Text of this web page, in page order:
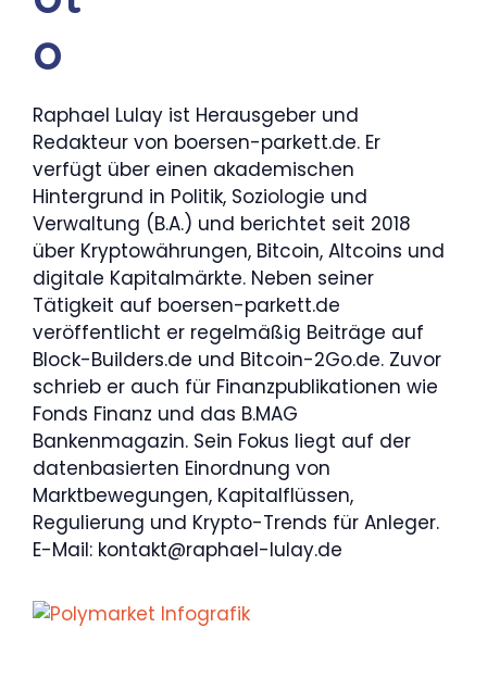
Raphael Lulay ist Herausgeber und
Redakteur von boersen-parkett.de. Er
verfügt über einen akademischen
Hintergrund in Politik, Soziologie und
Verwaltung (B.A.) und berichtet seit 2018
über Kryptowährungen, Bitcoin, Altcoins und
digitale Kapitalmärkte. Neben seiner
Tätigkeit auf boersen-parkett.de
veröffentlicht er regelmäßig Beiträge auf
Block-Builders.de und Bitcoin-2Go.de. Zuvor
schrieb er auch für Finanzpublikationen wie
Fonds Finanz und das B.MAG
Bankenmagazin. Sein Fokus liegt auf der
datenbasierten Einordnung von
Marktbewegungen, Kapitalflüssen,
Regulierung und Krypto-Trends für Anleger.
E-Mail: kontakt@raphael-lulay.de